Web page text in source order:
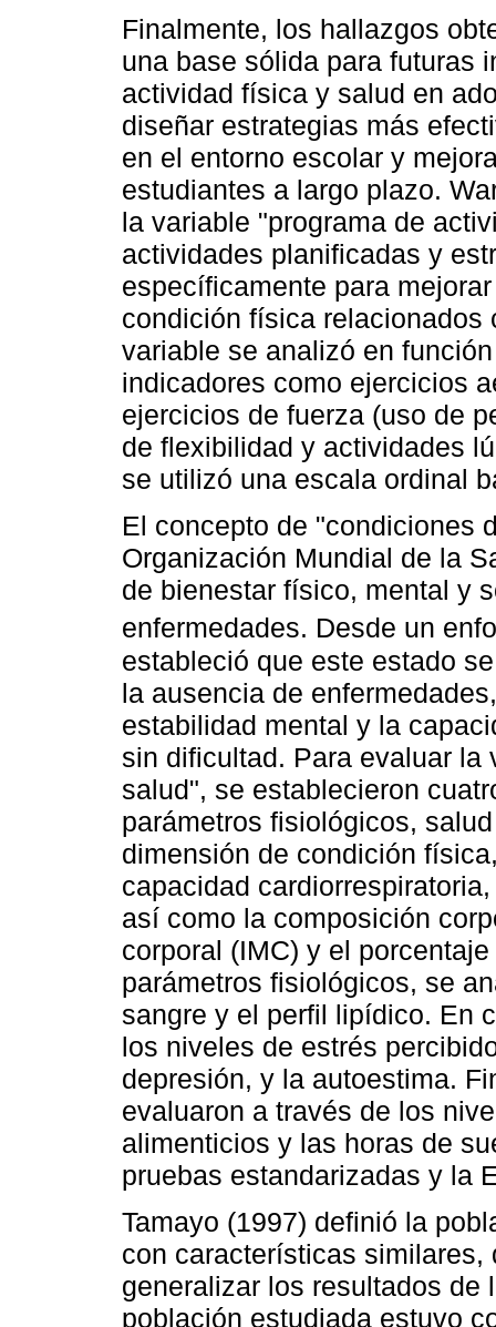
Finalmente, los hallazgos
una base sólida para futuras
actividad física y salud en
diseñar estrategias más
en el entorno escolar y
estudiantes a largo plazo.
la variable "programa de
actividades planificadas y
específicamente para
condición física relacionados
variable se analizó en
indicadores como ejercicios
ejercicios de fuerza (uso de
de flexibilidad y actividades
se utilizó una escala ordinal
El concepto de "condiciones
Organización Mundial de la
de bienestar físico, mental y
enfermedades. Desde un
estableció que este estado
la ausencia de
estabilidad mental y la
sin dificultad. Para evaluar la
salud", se establecieron
parámetros fisiológicos,
dimensión de condición
capacidad
así como la composición
corporal (IMC) y el
parámetros fisiológicos, se
sangre y el perfil lipídico. En
los niveles de estrés
depresión, y la autoestima.
evaluaron a través de los
alimenticios y las horas de
pruebas estandarizadas y la
Tamayo (1997) definió la
con características
generalizar los resultados
población estudiada estuvo